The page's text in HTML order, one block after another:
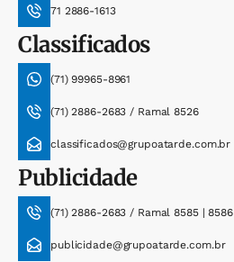
71 2886-1613
Classificados
(71) 99965-8961
(71) 2886-2683 / Ramal 8526
classificados@grupoatarde.com.br
Publicidade
(71) 2886-2683 / Ramal 8585 | 8586
publicidade@grupoatarde.com.br